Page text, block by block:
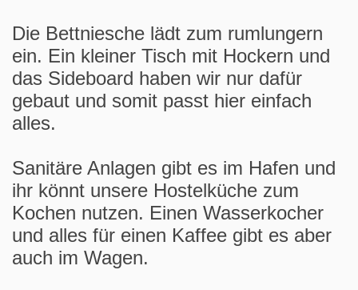
Die Bettniesche lädt zum rumlungern
ein. Ein kleiner Tisch mit Hockern und
das Sideboard haben wir nur dafür
gebaut und somit passt hier einfach
alles.
Sanitäre Anlagen gibt es im Hafen und
ihr könnt unsere Hostelküche zum
Kochen nutzen. Einen Wasserkocher
und alles für einen Kaffee gibt es aber
auch im Wagen.